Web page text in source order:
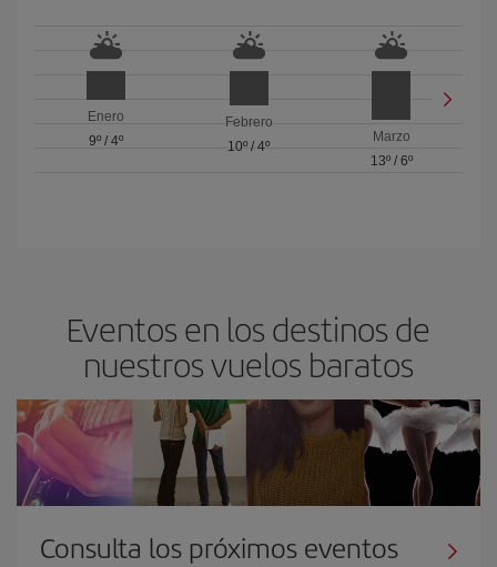
Enero
9º/ 4º
Febrero
10º / 4º
Marzo
13º/ 6º
Eventos en los destinos de
nuestros vuelos baratos
Consulta los próximos eventos